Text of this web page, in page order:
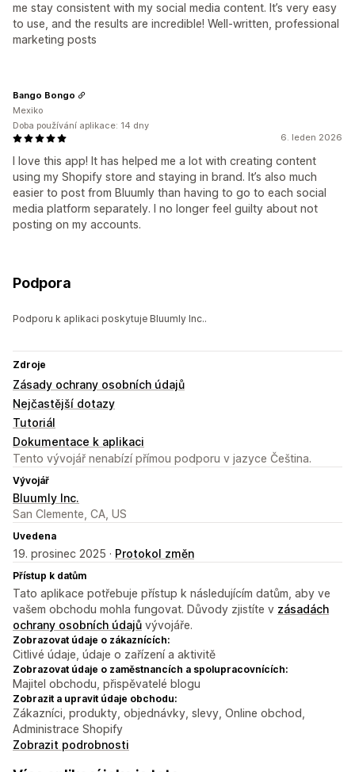
me stay consistent with my social media content. It’s very easy
to use, and the results are incredible! Well-written, professional
marketing posts
6. leden 2026
I love this app! It has helped me a lot with creating content
using my Shopify store and staying in brand. It’s also much
easier to post from Bluumly than having to go to each social
media platform separately. I no longer feel guilty about not
posting on my accounts.
Bango Bongo
Mexiko
Doba používání aplikace: 14 dny
Podpora
Podporu k aplikaci poskytuje Bluumly Inc..
Zdroje
Zásady ochrany osobních údajů
Nejčastější dotazy
Tutoriál
Dokumentace k aplikaci
Tento vývojář nenabízí přímou podporu v jazyce Čeština.
Vývojář
Bluumly Inc.
San Clemente, CA, US
Uvedena
19. prosinec 2025 · Protokol změn
Přístup k datům
Tato aplikace potřebuje přístup k následujícím datům, aby ve
vašem obchodu mohla fungovat. Důvody zjistíte v zásadách
ochrany osobních údajů vývojáře.
Zobrazovat údaje o zákaznících:
Citlivé údaje, údaje o zařízení a aktivitě
Zobrazovat údaje o zaměstnancích a spolupracovnících:
Majitel obchodu, přispěvatelé blogu
Zobrazit a upravit údaje obchodu:
Zákazníci, produkty, objednávky, slevy, Online obchod,
Administrace Shopify
Zobrazit podrobnosti